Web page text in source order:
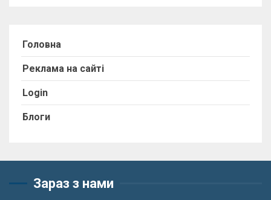
Головна
Реклама на сайті
Login
Блоги
Зараз з нами